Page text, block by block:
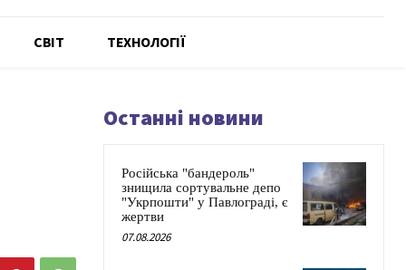
СВІТ ТЕХНОЛОГІЇ
Останні новини
Російська "бандероль"
знищила сортувальне депо
"Укрпошти" у Павлограді, є
жертви
07.08.2026